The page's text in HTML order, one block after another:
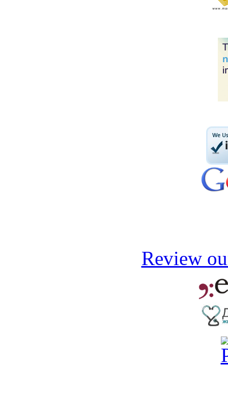
Review